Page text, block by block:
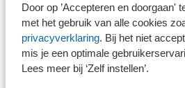
Door op ’Accepteren en doorgaan'
met het gebruik van alle cookies
privacyverklaring. Bij het niet
mis je een optimale
Lees meer bij ‘Zelf instellen’.
controlegrenzen buiten de
het maatschappelijk /
Juist de eerdergenoemde
moeten gaan leiden tot